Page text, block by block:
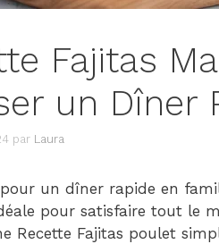
Fajitas
un
par Laura
un dîner rapide en
pour satisfaire tout le
Recette Fajitas poulet